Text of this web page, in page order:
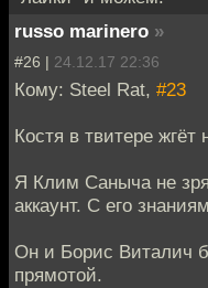
russo marinero »
#26 | 24.12.17 22:36
Кому: Steel Rat, #23
Костя в твитере
Я Клим Саныча не
аккаунт. С его
Он и Борис Виталич
прямотой.